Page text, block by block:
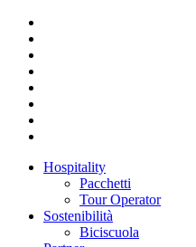
Hospitality
Pacchetti
Tour Operator
Sostenibilità
Biciscuola